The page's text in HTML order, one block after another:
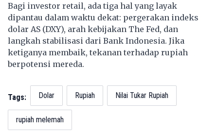
Bagi investor retail, ada tiga hal yang layak
dipantau dalam waktu dekat: pergerakan indeks
dolar AS (DXY), arah kebijakan The Fed, dan
langkah stabilisasi dari Bank Indonesia. Jika
ketiganya membaik, tekanan terhadap rupiah
berpotensi mereda.
Tags: Dolar Rupiah Nilai Tukar Rupiah
rupiah melemah